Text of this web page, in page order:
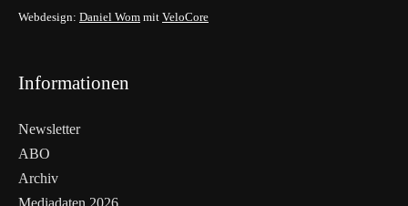
Webdesign: Daniel Wom mit VeloCore
Informationen
Newsletter
ABO
Archiv